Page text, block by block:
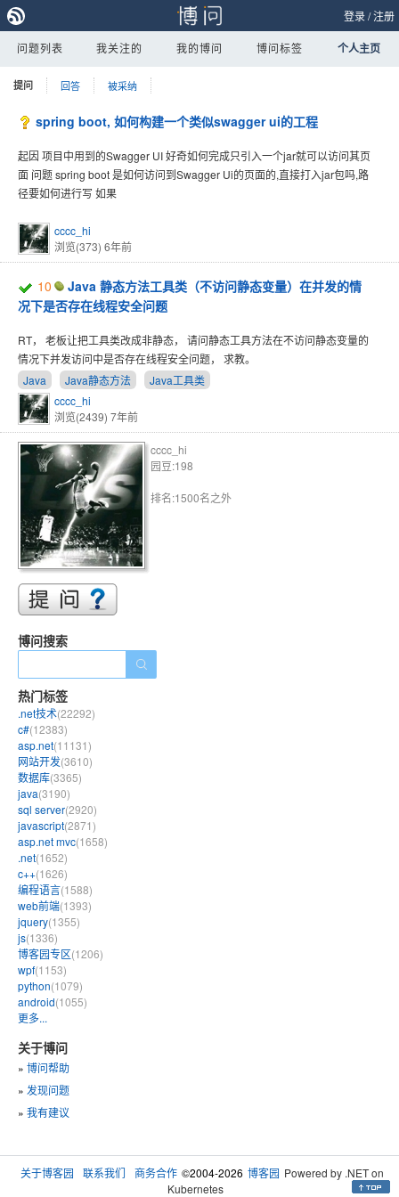
登录/注册
问题列表 我关注的 我的博问 博问标签 个人主页
提问 回答 被采纳
spring boot, 如何构建一个类似swagger ui的工程
起因 项目中用到的Swagger UI 好奇如何完成只引入一个jar就可以访问其页
面 问题 spring boot 是如何访问到Swagger Ui的页面的,直接打入jar包吗,路
径要如何进行写 如果
cccc_hi
浏览(373) 6年前
10
Java 静态方法工具类（不访问静态变量）在并发的情
况下是否存在线程安全问题
RT， 老板让把工具类改成非静态， 请问静态工具方法在不访问静态变量的
情况下并发访问中是否存在线程安全问题， 求教。
Java
Java静态方法
Java工具类
cccc_hi
浏览(2439) 7年前
cccc_hi
园豆:198
排名:1500名之外
博问搜索
热门标签
.net技术(22292)
c#(12383)
asp.net(11131)
网站开发(3610)
数据库(3365)
java(3190)
sql server(2920)
javascript(2871)
asp.net mvc(1658)
.net(1652)
c++(1626)
编程语言(1588)
web前端(1393)
jquery(1355)
js(1336)
博客园专区(1206)
wpf(1153)
python(1079)
android(1055)
更多...
关于博问
» 博问帮助
» 发现问题
» 我有建议
关于博客园 联系我们 商务合作 ©2004-2026 博客园 Powered by .NET on
Kubernetes